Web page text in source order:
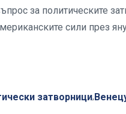
за политическите
сили през
затворници,